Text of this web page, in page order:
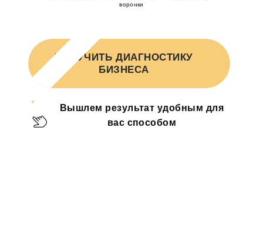
воронки
ПОЛУЧИТЬ ДИАГНОСТИКУ
БИЗНЕСА
Вышлем результат удобным для
вас способом